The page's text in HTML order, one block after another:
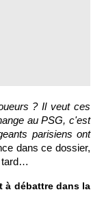
? Il veut ces
au PSG, c'est
parisiens ont
dans ce dossier,
tard…
à débattre dans la